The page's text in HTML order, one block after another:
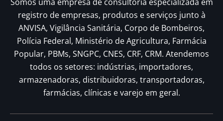
registro de empresas, produtos e serviços junto à
ANVISA, Vigilância Sanitária, Corpo de Bombeiros,
Polícia Federal, Ministério de Agricultura, Farmácia
Popular, PBMs, SNGPC, CNES, CRF, CRM. Atendemos
todos os setores: indústrias, importadores,
armazenadoras, distribuidoras, transportadoras,
farmácias, clínicas e varejo em geral.